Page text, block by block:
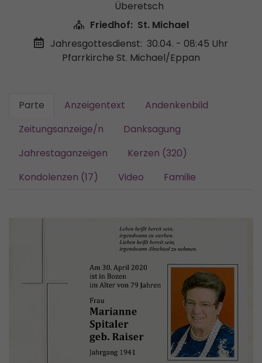
Überetsch
Friedhof: St. Michael
Jahresgottesdienst: 30.04. - 08:45 Uhr
Pfarrkirche St. Michael/Eppan
Parte Anzeigentext
Andenkenbild
Zeitungsanzeige/n
Danksagung
Jahrestaganzeigen
Kerzen (320)
Kondolenzen (17)
Video Familie